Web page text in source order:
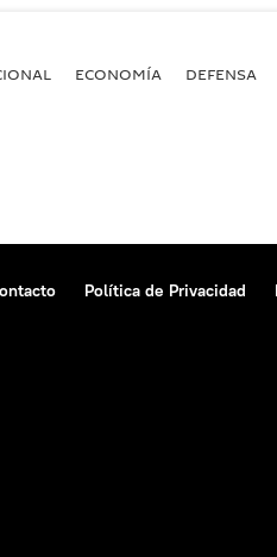
ECONOMÍA DEFENSA
Política de Privacidad